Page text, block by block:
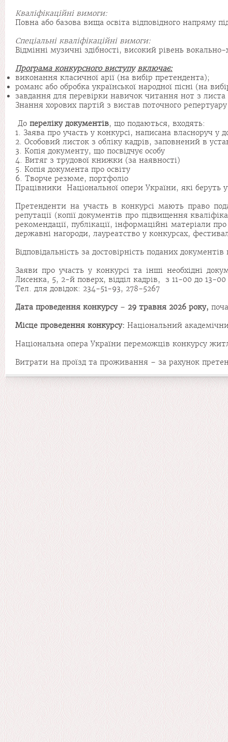
Кваліфікаційні вимоги:
Повна або базова вища освіта відповідного напряму
Спеціальні кваліфікаційні вимоги:
Відмінні музичні здібності, високий рівень
Програмаконкурсноговиступу включає:
виконання класичної арії (на вибір претендента);
романс або обробка української народної пісні (на
завдання для перевірки навичок читання нот з листа
Знання хорових партій з вистав поточного
До переліку документів, що подаються, входять:
1. Заява про участь у конкурсі, написана власноруч у
2. Особовий листок з обліку кадрів, заповнений в
3. Копія документу, що посвідчує особу
4. Витяг з трудової книжки (за наявності)
5. Копія документа про освіту
6. Творче резюме, портфоліо
Працівники Національної опери України, які беруть
Претенденти на участь в конкурсі мають право
репутації (копії документів про підвищення
рекомендації, публікації, інформаційні матеріали
державні нагороди, лауреатство у конкурсах,
Відповідальність за достовірність поданих
Заяви про участь у конкурсі та інші необхідні
Лисенка, 5, 2-й поверх, відділ кадрів, з 11-00 до 13-
Тел. для довідок: 234-51-93, 278-5267
Дата проведення конкурсу– 29 травня 2026 року,
Місце проведення конкурсу: Національний
Національна опера України переможців конкурсу
Витрати на проїзд та проживання – за рахунок